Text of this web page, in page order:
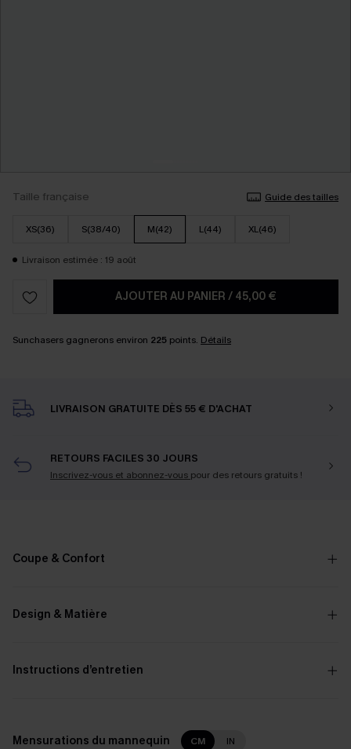
Taille française Guide des tailles
XS(36) S(38/40) M(42) L(44) XL(46)
Livraison estimée : 19 août
AJOUTER AU PANIER / 45,00 €
Sunchasers gagnerons environ 225 points. Détails
LIVRAISON GRATUITE DÈS 55 € D'ACHAT
RETOURS FACILES 30 JOURS
Inscrivez-vous et abonnez-vous pour des retours gratuits !
Coupe & Confort
Design & Matière
Instructions d’entretien
Mensurations du mannequin CM IN